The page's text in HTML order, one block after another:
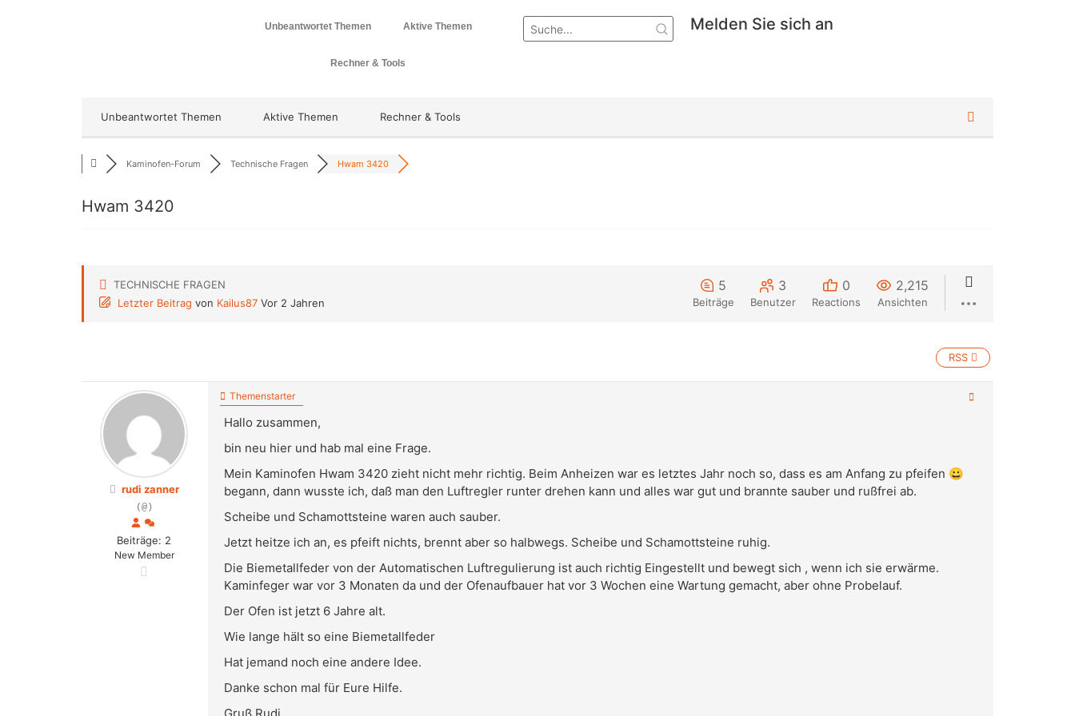
Unbeantwortet Themen Aktive Themen
Rechner & Tools
Melden Sie sich an
Unbeantwortet Themen Aktive Themen Rechner & Tools
Kaminofen-Forum Technische Fragen Hwam 3420
Hwam 3420
TECHNISCHE FRAGEN
Letzter Beitrag von Kailus87 Vor 2 Jahren
5
Beiträge
3
Benutzer
0
Reactions
2,215
Ansichten
RSS
rudi zanner
(@)
Beiträge: 2
New Member
Themenstarter
Hallo zusammen,
bin neu hier und hab mal eine Frage.
Mein Kaminofen Hwam 3420 zieht nicht mehr richtig. Beim Anheizen war es letztes Jahr noch so, dass es am Anfang zu pfeifen 😀
begann, dann wusste ich, daß man den Luftregler runter drehen kann und alles war gut und brannte sauber und rußfrei ab.
Scheibe und Schamottsteine waren auch sauber.
Jetzt heitze ich an, es pfeift nichts, brennt aber so halbwegs. Scheibe und Schamottsteine ruhig.
Die Biemetallfeder von der Automatischen Luftregulierung ist auch richtig Eingestellt und bewegt sich , wenn ich sie erwärme.
Kaminfeger war vor 3 Monaten da und der Ofenaufbauer hat vor 3 Wochen eine Wartung gemacht, aber ohne Probelauf.
Der Ofen ist jetzt 6 Jahre alt.
Wie lange hält so eine Biemetallfeder
Hat jemand noch eine andere Idee.
Danke schon mal für Eure Hilfe.